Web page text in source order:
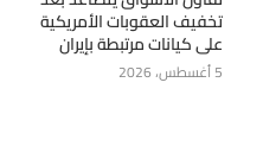
تخفيف العقوبات الأمريكية
على كيانات مرتبطة بإيران
5 أغسطس، 2026